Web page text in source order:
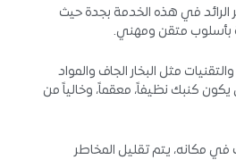
في هذه الخدمة بجدة حيث
بأسلوب متقن ومهني.
مثل البخار الجاف والمواد
يكون كنبك نظيفاً، معقماً، وخالياً من
مكانه، يتم تقليل المخاطر